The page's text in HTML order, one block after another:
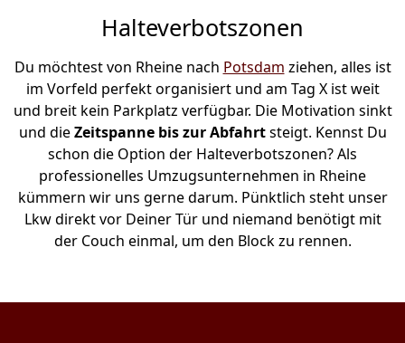
Halteverbotszonen
Du möchtest von Rheine nach Potsdam ziehen, alles ist
im Vorfeld perfekt organisiert und am Tag X ist weit
und breit kein Parkplatz verfügbar. Die Motivation sinkt
und dieZeitspanne bis zur Abfahrtsteigt. Kennst Du
schon die Option der Halteverbotszonen? Als
professionelles Umzugsunternehmen in Rheine
kümmern wir uns gerne darum. Pünktlich steht unser
Lkw direkt vor Deiner Tür und niemand benötigt mit
der Couch einmal, um den Block zu rennen.